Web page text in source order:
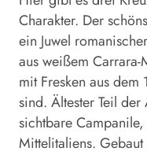
Charakter. Der
ein Juwel
aus weißem
mit Fresken aus dem
sind. Ältester Teil
sichtbare
Mittelitaliens.